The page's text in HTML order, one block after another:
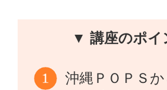
▼ 講座のポイ
沖縄ＰＯＰＳか